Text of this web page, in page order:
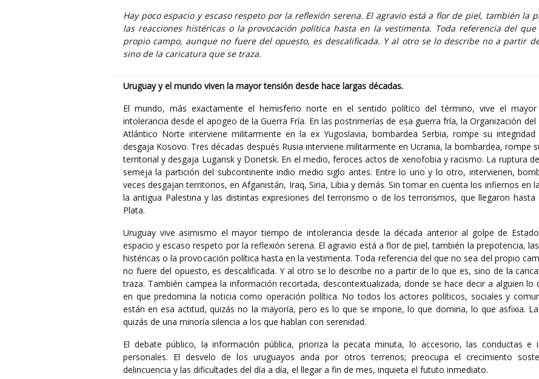
Hay poco espacio y escaso respeto por la reflexión serena. El agravio está a flor de piel, también la
las reacciones histéricas o la provocación política hasta en la vestimenta. Toda referencia del
propio campo, aunque no fuere del opuesto, es descalificada. Y al otro se lo describe no a partir
sino de la caricatura que se traza.
Uruguay y el mundo viven la mayor tensión desde hace largas décadas.
El mundo, más exactamente el hemisferio norte en el sentido político del término, vive el
intolerancia desde el apogeo de la Guerra Fría. En las postrimerías de esa guerra fría, la Organización
Atlántico Norte interviene militarmente en la ex Yugoslavia, bombardea Serbia, rompe su
desgaja Kosovo. Tres décadas después Rusia interviene militarmente en Ucrania, la bombardea, rompe
territorial y desgaja Lugansk y Donetsk. En el medio, feroces actos de xenofobia y racismo. La ruptura
semeja la partición del subcontinente indio medio siglo antes. Entre lo uno y lo otro, intervienen,
veces desgajan territorios, en Afganistán, Iraq, Siria, Libia y demás. Sin tomar en cuenta los infiernos en
la antigua Palestina y las distintas expresiones del terrorismo o de los terrorismos, que llegaron hasta
Plata.
Uruguay vive asimismo el mayor tiempo de intolerancia desde la década anterior al golpe de
espacio y escaso respeto por la reflexión serena. El agravio está a flor de piel, también la prepotencia,
histéricas o la provocación política hasta en la vestimenta. Toda referencia del que no sea del propio
no fuere del opuesto, es descalificada. Y al otro se lo describe no a partir de lo que es, sino de la
traza. También campea la información recortada, descontextualizada, donde se hace decir a alguien lo
en que predomina la noticia como operación política. No todos los actores políticos, sociales y
están en esa actitud, quizás no la mayoría, pero es lo que se impone, lo que domina, lo que asfixia.
quizás de una minoría silencia a los que hablan con serenidad.
El debate público, la información pública, prioriza la pecata minuta, lo accesorio, las conductas e
personales. El desvelo de los uruguayos anda por otros terrenos; preocupa el crecimiento
delincuencia y las dificultades del día a día, el llegar a fin de mes, inquieta el fututo inmediato.